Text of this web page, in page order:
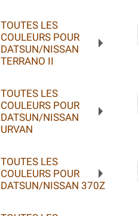
TOUTES LES
COULEURS POUR
DATSUN/NISSAN
TERRANO II
TOUTES LES
COULEURS POUR
DATSUN/NISSAN
URVAN
TOUTES LES
COULEURS POUR
DATSUN/NISSAN 370Z